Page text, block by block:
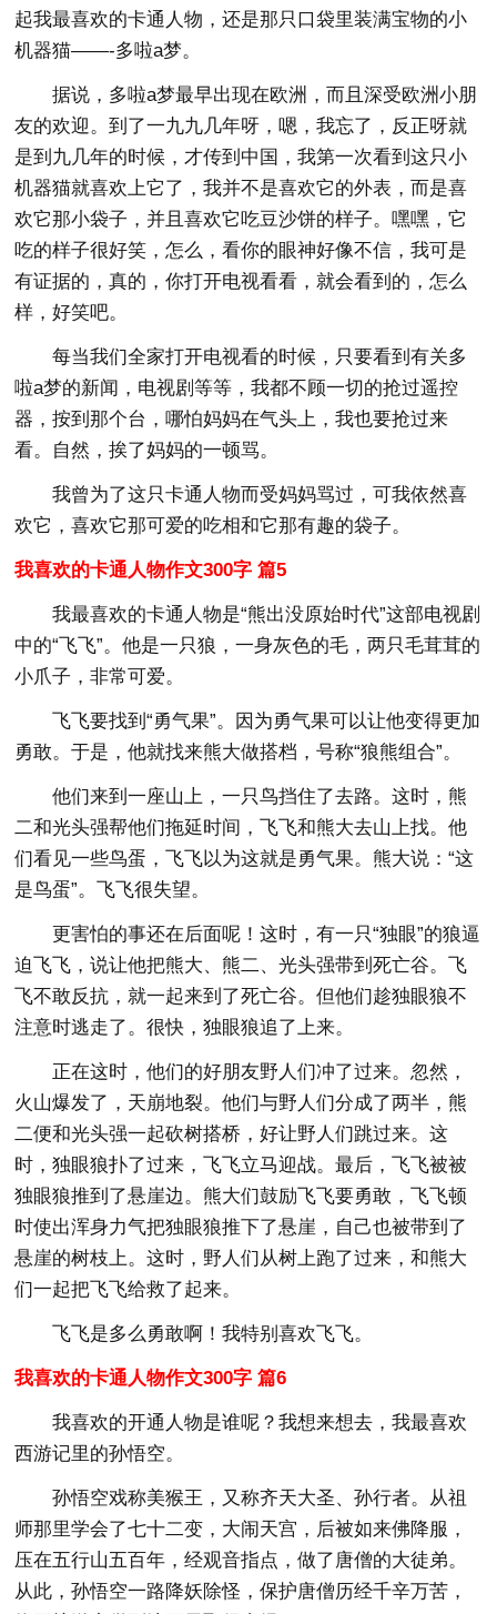
起我最喜欢的卡通人物，还是那只口袋里装满宝物的小
机器猫——-多啦a梦。
据说，多啦a梦最早出现在欧洲，而且深受欧洲小朋
友的欢迎。到了一九九几年呀，嗯，我忘了，反正呀就
是到九几年的时候，才传到中国，我第一次看到这只小
机器猫就喜欢上它了，我并不是喜欢它的外表，而是喜
欢它那小袋子，并且喜欢它吃豆沙饼的样子。嘿嘿，它
吃的样子很好笑，怎么，看你的眼神好像不信，我可是
有证据的，真的，你打开电视看看，就会看到的，怎么
样，好笑吧。
每当我们全家打开电视看的时候，只要看到有关多
啦a梦的新闻，电视剧等等，我都不顾一切的抢过遥控
器，按到那个台，哪怕妈妈在气头上，我也要抢过来
看。自然，挨了妈妈的一顿骂。
我曾为了这只卡通人物而受妈妈骂过，可我依然喜
欢它，喜欢它那可爱的吃相和它那有趣的袋子。
我喜欢的卡通人物作文300字 篇5
我最喜欢的卡通人物是“熊出没原始时代”这部电视剧
中的“飞飞”。他是一只狼，一身灰色的毛，两只毛茸茸的
小爪子，非常可爱。
飞飞要找到“勇气果”。因为勇气果可以让他变得更加
勇敢。于是，他就找来熊大做搭档，号称“狼熊组合”。
他们来到一座山上，一只鸟挡住了去路。这时，熊
二和光头强帮他们拖延时间，飞飞和熊大去山上找。他
们看见一些鸟蛋，飞飞以为这就是勇气果。熊大说：“这
是鸟蛋”。飞飞很失望。
更害怕的事还在后面呢！这时，有一只“独眼”的狼逼
迫飞飞，说让他把熊大、熊二、光头强带到死亡谷。飞
飞不敢反抗，就一起来到了死亡谷。但他们趁独眼狼不
注意时逃走了。很快，独眼狼追了上来。
正在这时，他们的好朋友野人们冲了过来。忽然，
火山爆发了，天崩地裂。他们与野人们分成了两半，熊
二便和光头强一起砍树搭桥，好让野人们跳过来。这
时，独眼狼扑了过来，飞飞立马迎战。最后，飞飞被被
独眼狼推到了悬崖边。熊大们鼓励飞飞要勇敢，飞飞顿
时使出浑身力气把独眼狼推下了悬崖，自己也被带到了
悬崖的树枝上。这时，野人们从树上跑了过来，和熊大
们一起把飞飞给救了起来。
飞飞是多么勇敢啊！我特别喜欢飞飞。
我喜欢的卡通人物作文300字 篇6
我喜欢的开通人物是谁呢？我想来想去，我最喜欢
西游记里的孙悟空。
孙悟空戏称美猴王，又称齐天大圣、孙行者。从祖
师那里学会了七十二变，大闹天宫，后被如来佛降服，
压在五行山五百年，经观音指点，做了唐僧的大徒弟。
从此，孙悟空一路降妖除怪，保护唐僧历经千辛万苦，